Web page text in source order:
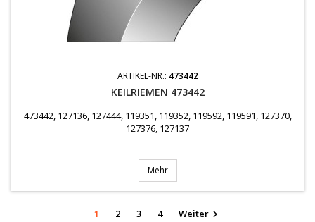
ARTIKEL-NR.: 473442
KEILRIEMEN 473442
473442, 127136, 127444, 119351, 119352, 119592, 119591, 127370,
127376, 127137
Mehr
1 2 3 4 Weiter